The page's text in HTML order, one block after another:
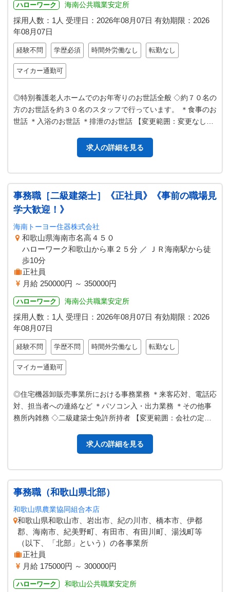
ハローワーク 海南公共職業安定所
採用人数：1人 受理日： 2026年08月07日 有効期限： 2026
年08月07日
経験不問 学歴必須 時間外労働なし 転勤なし
マイカー通勤可
◎特別養護老人ホームでのお年寄りのお世話全般 ◇約７０名の
方のお世話を約３０名のスタッフで行っています。 ＊食事のお
世話 ＊入浴のお世話 ＊排泄のお世話 【変更範囲：変更なし】
求人の詳細を見る
事務職［二級建築士］《正社員》《事前の職場見
学大歓迎！》
海南トーヨー住器株式会社
和歌山県海南市名高４５０
ハローワーク和歌山から車２５分 ／ ＪＲ海南駅から徒
歩10分
正社員
月給 250000円 ～ 350000円
ハローワーク 海南公共職業安定所
採用人数：1人 受理日： 2026年08月07日 有効期限： 2026
年08月07日
経験不問 学歴不問 時間外労働なし 転勤なし
マイカー通勤可
◎住宅機器卸販売事業所における事務業務 ＊来客応対、電話応
対、担当者への連絡など ＊パソコン入・出力業務 ＊その他事
務所内雑務 ◇二級建築士免許所持者 【変更範囲：会社の定め
求人の詳細を見る
事務職（和歌山県北部）
和歌山県農業協同組合本店
和歌山県和歌山市、岩出市、紀の川市、橋本市、伊都
郡、海南市、紀美野町、有田市、有田川町、湯浅町等
（以下、「北部」という）の各事業所
正社員
月給 175000円 ～ 300000円
ハローワーク 和歌山公共職業安定所